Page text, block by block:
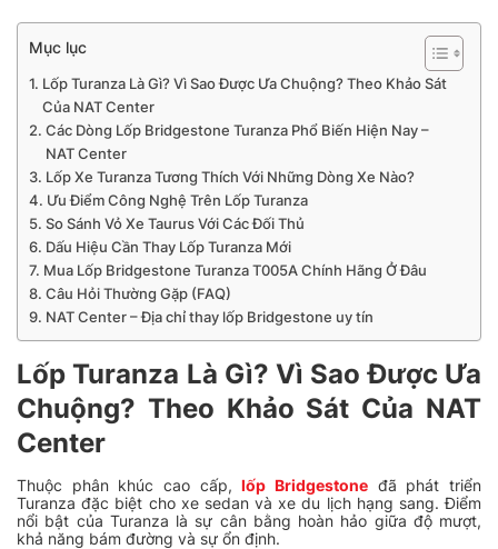
Mục lục
Lốp Turanza Là Gì? Vì Sao Được Ưa Chuộng? Theo Khảo Sát
Của NAT Center
Các Dòng Lốp Bridgestone Turanza Phổ Biến Hiện Nay –
NAT Center
Lốp Xe Turanza Tương Thích Với Những Dòng Xe Nào?
Ưu Điểm Công Nghệ Trên Lốp Turanza
So Sánh Vỏ Xe Taurus Với Các Đối Thủ
Dấu Hiệu Cần Thay Lốp Turanza Mới
Mua Lốp Bridgestone Turanza T005A Chính Hãng Ở Đâu
Câu Hỏi Thường Gặp (FAQ)
NAT Center – Địa chỉ thay lốp Bridgestone uy tín
Lốp Turanza Là Gì? Vì Sao Được Ưa
Chuộng? Theo Khảo Sát Của NAT
Center
Thuộc phân khúc cao cấp,lốp Bridgestone đã phát triển
Turanza đặc biệt cho xe sedan và xe du lịch hạng sang. Điểm
nổi bật của Turanza là sự cân bằng hoàn hảo giữa độ mượt,
khả năng bám đường và sự ổn định.